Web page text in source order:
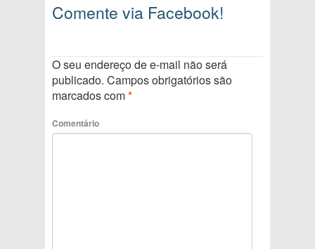
Comente via Facebook!
O seu endereço de e-mail não será
publicado. Campos obrigatórios são
marcados com*
Comentário